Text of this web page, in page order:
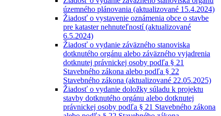
územného plánovania (aktualizované 15.4.2024)
Žiadosť o vystavenie oznámenia obce o stavbe
pre kataster nehnuteľností (aktualizované
6.5.2024)
Žiadosť o vydanie záväzného stanoviska
dotknutého orgánu alebo záväzného vyjadrenia
dotknutej právnickej osoby podľa § 21
Stavebného zákona alebo podľa § 22
Stavebného zákona (aktualizované 22.05.2025)
Žiadosť o vydanie doložky súladu k projektu
stavby dotknutého orgánu alebo dotknutej
právnickej osoby podľa § 21 Stavebného zákona